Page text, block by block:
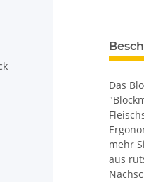
Das
mehr
aus